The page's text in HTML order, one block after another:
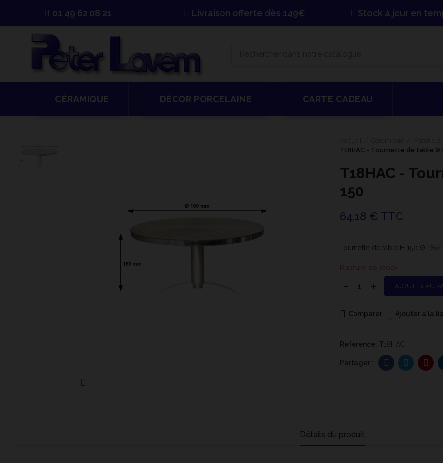
01 49 62 08 21 Livraison offerte dès 149€ Stock à jour en
CÉRAMIQUE DÉCOR PORCELAINE CARTE CADEAU
T18HAC - Tournette de table Ø
T18HAC -
150
64,18 € TTC
Tournette de table H 150 Ø 180
Rupture de stock
AJOUTER AU
Comparer Ajouter à la
Reférence: T18HAC
Détails du produit